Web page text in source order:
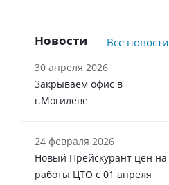
Новости Все новости
30 апреля 2026
Закрываем офис в
г.Могилеве
24 февраля 2026
Новый Прейскурант цен на
работы ЦТО с 01 апреля